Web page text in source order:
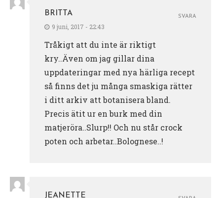
BRITTA
9 juni, 2017 - 22:43
Tråkigt att du inte är riktigt
kry..Även om jag gillar dina
uppdateringar med nya härliga recept
så finns det ju många smaskiga rätter
i ditt arkiv att botanisera bland.
Precis ätit ur en burk med din
matjeröra..Slurp!! Och nu står crock
poten och arbetar..Bolognese..!
SVARA
JEANETTE